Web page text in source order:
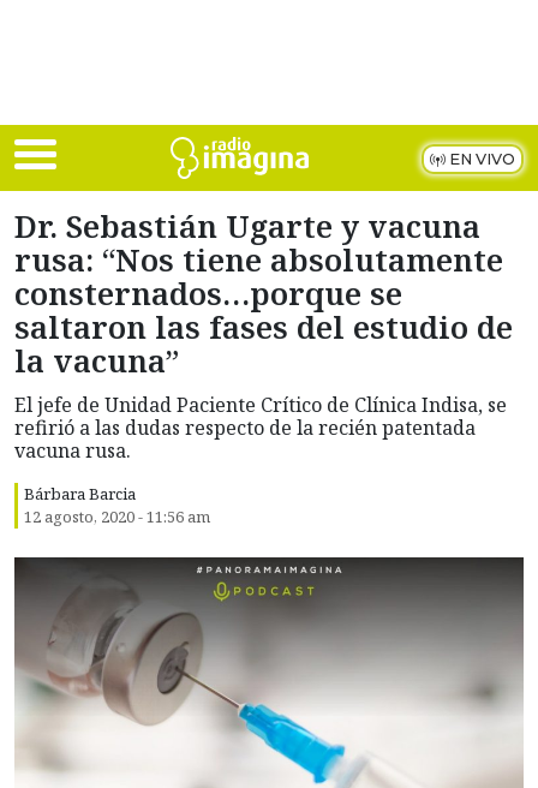
EN VIVO
Dr. Sebastián Ugarte y vacuna
rusa: “Nos tiene absolutamente
consternados…porque se
saltaron las fases del estudio de
la vacuna”
El jefe de Unidad Paciente Crítico de Clínica Indisa, se
refirió a las dudas respecto de la recién patentada
vacuna rusa.
Bárbara Barcia
12 agosto, 2020 - 11:56 am